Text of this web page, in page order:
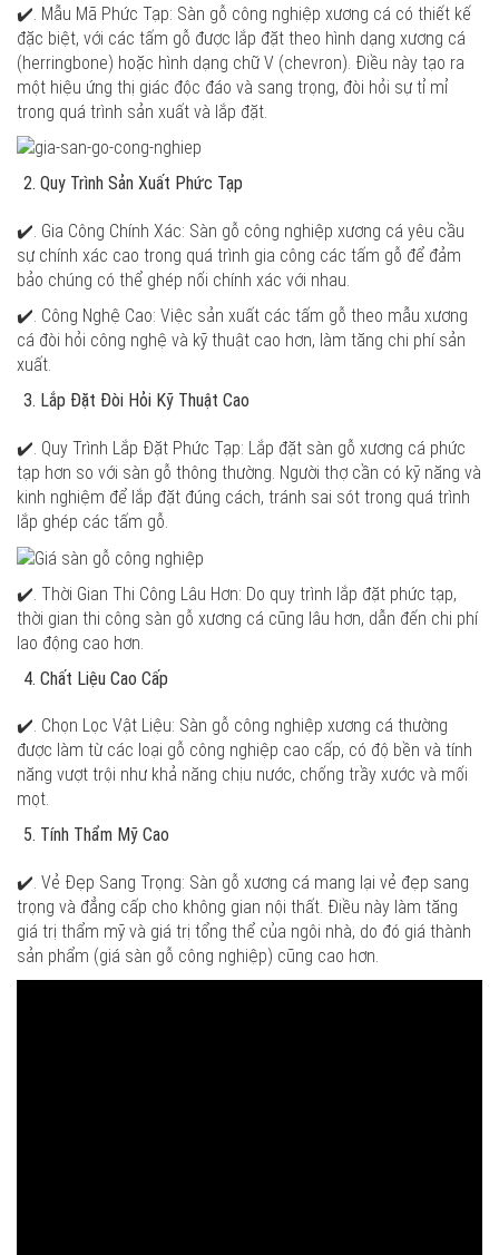
✔️. Mẫu Mã Phức Tạp: Sàn gỗ công nghiệp xương cá có thiết kế
đặc biệt, với các tấm gỗ được lắp đặt theo hình dạng xương cá
(herringbone) hoặc hình dạng chữ V (chevron). Điều này tạo ra
một hiệu ứng thị giác độc đáo và sang trọng, đòi hỏi sự tỉ mỉ
trong quá trình sản xuất và lắp đặt.
Quy Trình Sản Xuất Phức Tạp
✔️. Gia Công Chính Xác: Sàn gỗ công nghiệp xương cá yêu cầu
sự chính xác cao trong quá trình gia công các tấm gỗ để đảm
bảo chúng có thể ghép nối chính xác với nhau.
✔️. Công Nghệ Cao: Việc sản xuất các tấm gỗ theo mẫu xương
cá đòi hỏi công nghệ và kỹ thuật cao hơn, làm tăng chi phí sản
xuất.
Lắp Đặt Đòi Hỏi Kỹ Thuật Cao
✔️. Quy Trình Lắp Đặt Phức Tạp: Lắp đặt sàn gỗ xương cá phức
tạp hơn so với sàn gỗ thông thường. Người thợ cần có kỹ năng và
kinh nghiệm để lắp đặt đúng cách, tránh sai sót trong quá trình
lắp ghép các tấm gỗ.
✔️. Thời Gian Thi Công Lâu Hơn: Do quy trình lắp đặt phức tạp,
thời gian thi công sàn gỗ xương cá cũng lâu hơn, dẫn đến chi phí
lao động cao hơn.
Chất Liệu Cao Cấp
✔️. Chọn Lọc Vật Liệu: Sàn gỗ công nghiệp xương cá thường
được làm từ các loại gỗ công nghiệp cao cấp, có độ bền và tính
năng vượt trội như khả năng chịu nước, chống trầy xước và mối
mọt.
Tính Thẩm Mỹ Cao
✔️. Vẻ Đẹp Sang Trọng: Sàn gỗ xương cá mang lại vẻ đẹp sang
trọng và đẳng cấp cho không gian nội thất. Điều này làm tăng
giá trị thẩm mỹ và giá trị tổng thể của ngôi nhà, do đó giá thành
sản phẩm (giá sàn gỗ công nghiệp) cũng cao hơn.